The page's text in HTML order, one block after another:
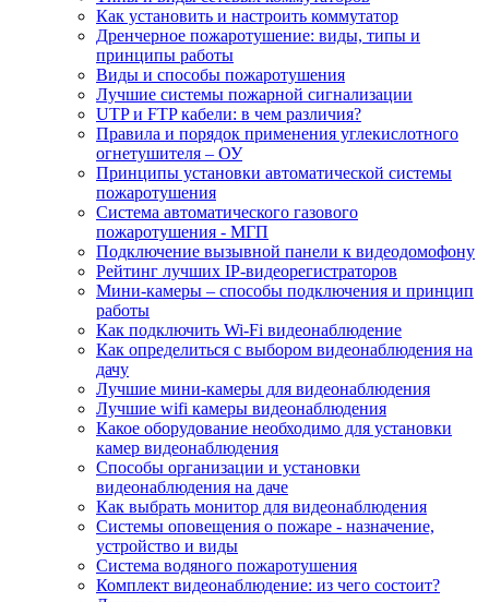
Как установить и настроить коммутатор
Дренчерное пожаротушение: виды, типы и
принципы работы
Виды и способы пожаротушения
Лучшие системы пожарной сигнализации
UTP и FTP кабели: в чем различия?
Правила и порядок применения углекислотного
огнетушителя – ОУ
Принципы установки автоматической системы
пожаротушения
Система автоматического газового
пожаротушения - МГП
Подключение вызывной панели к видеодомофону
Рейтинг лучших IP-видеорегистраторов
Мини-камеры – способы подключения и принцип
работы
Как подключить Wi-Fi видеонаблюдение
Как определиться с выбором видеонаблюдения на
дачу
Лучшие мини-камеры для видеонаблюдения
Лучшие wifi камеры видеонаблюдения
Какое оборудование необходимо для установки
камер видеонаблюдения
Способы организации и установки
видеонаблюдения на даче
Как выбрать монитор для видеонаблюдения
Системы оповещения о пожаре - назначение,
устройство и виды
Система водяного пожаротушения
Комплект видеонаблюдение: из чего состоит?